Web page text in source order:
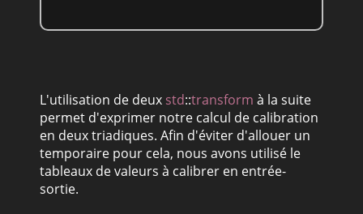
L'utilisation de deux std::transform à la suite
permet d'exprimer notre calcul de calibration
en deux triadiques. Afin d'éviter d'allouer un
temporaire pour cela, nous avons utilisé le
tableaux de valeurs à calibrer en entrée-
sortie.